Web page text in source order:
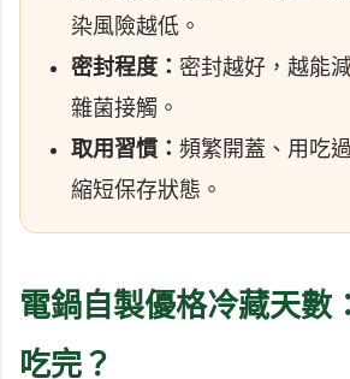
染風險越低。
密封程度： 密封越好，越能
雜菌接觸。
取用習慣： 頻繁開蓋、用吃
縮短保存狀態。
電鍋自製優格冷藏天數
吃完？